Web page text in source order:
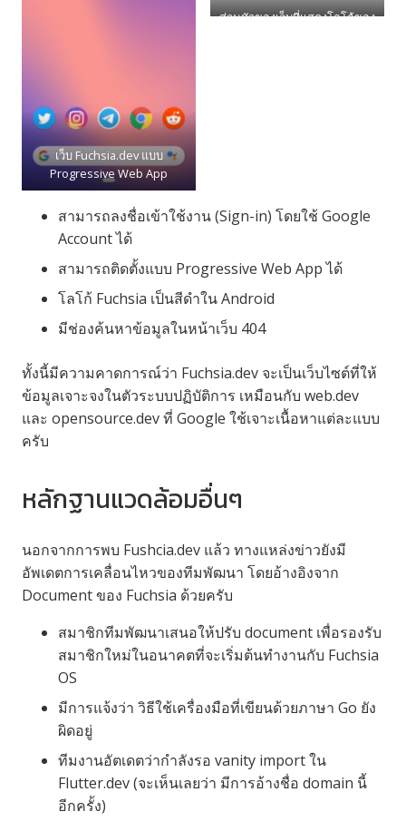
เว็บ Fuchsia.dev แบบ
Progressive Web App
ส่วนหัวของเว็บที่แสดงโลโก้ของ
สามารถลงชื่อเข้าใช้งาน (Sign-in) โดยใช้ Google
Account ได้
สามารถติดตั้งแบบ Progressive Web App ได้
โลโก้ Fuchsia เป็นสีดำใน Android
มีช่องค้นหาข้อมูลในหน้าเว็บ 404
ทั้งนี้มีความคาดการณ์ว่า Fuchsia.dev จะเป็นเว็บไซต์ที่ให้
ข้อมูลเจาะจงในตัวระบบปฏิบัติการ เหมือนกับ web.dev
และ opensource.dev ที่ Google ใช้เจาะเนื้อหาแต่ละแบบ
ครับ
หลักฐานแวดล้อมอื่นๆ
นอกจากการพบ Fushcia.dev แล้ว ทางแหล่งข่าวยังมี
อัพเดตการเคลื่อนไหวของทีมพัฒนา โดยอ้างอิงจาก
Document ของ Fuchsia ด้วยครับ
สมาชิกทีมพัฒนาเสนอให้ปรับ document เพื่อรองรับ
สมาชิกใหม่ในอนาคตที่จะเริ่มต้นทำงานกับ Fuchsia
OS
มีการแจ้งว่า วิธีใช้เครื่องมือที่เขียนด้วยภาษา Go ยัง
ผิดอยู่
ทีมงานอัตเดตว่ากำลังรอ vanity import ใน
Flutter.dev (จะเห็นเลยว่า มีการอ้างชื่อ domain นี้
อีกครั้ง)